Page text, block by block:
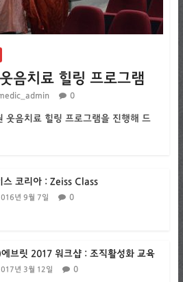
음치료 힐링 프로그램
0
웃음치료 힐링 프로그램을 진행해 드
스 코리아 : Zeiss Class
년 9월 7일 0
브릿 2017 워크샵 : 조직활성화 교육
년 3월 12일 0